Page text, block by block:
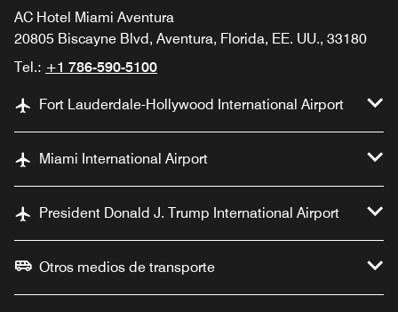
AC Hotel Miami Aventura
20805 Biscayne Blvd, Aventura, Florida, EE. UU., 33180
Tel.: +1 786-590-5100
Fort Lauderdale-Hollywood International Airport
Miami International Airport
President Donald J. Trump International Airport
Otros medios de transporte